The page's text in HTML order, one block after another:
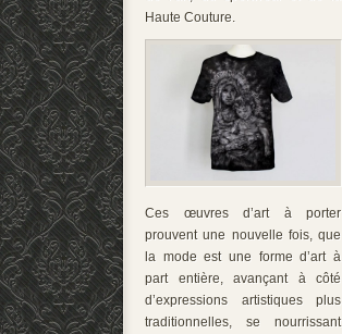
Haute Couture.
Ces œuvres d’art à porter
prouvent une nouvelle fois, que
la mode est une forme d’art à
part entière, avançant à côté
d’expressions artistiques plus
traditionnelles, se nourrissant